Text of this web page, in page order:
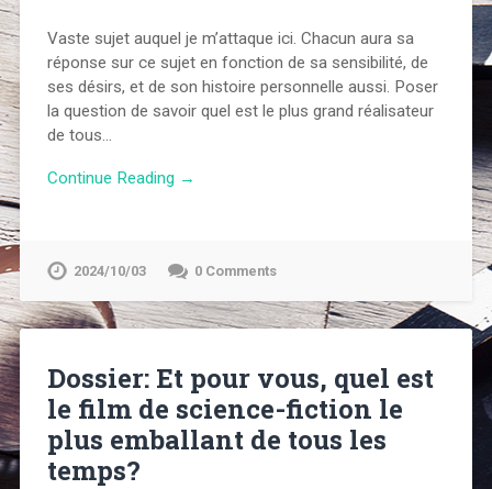
Vaste sujet auquel je m’attaque ici. Chacun aura sa
réponse sur ce sujet en fonction de sa sensibilité, de
ses désirs, et de son histoire personnelle aussi. Poser
la question de savoir quel est le plus grand réalisateur
de tous…
Continue Reading →
2024/10/03 0 Comments
Dossier: Et pour vous, quel est
le film de science-fiction le
plus emballant de tous les
temps?